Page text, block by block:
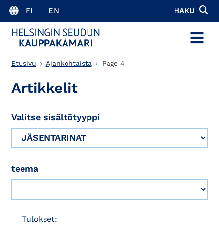
FI EN HAKU
MENU
Etusivu Ajankohtaista Page 4
Artikkelit
Valitse sisältötyyppi
teema
Tulokset: